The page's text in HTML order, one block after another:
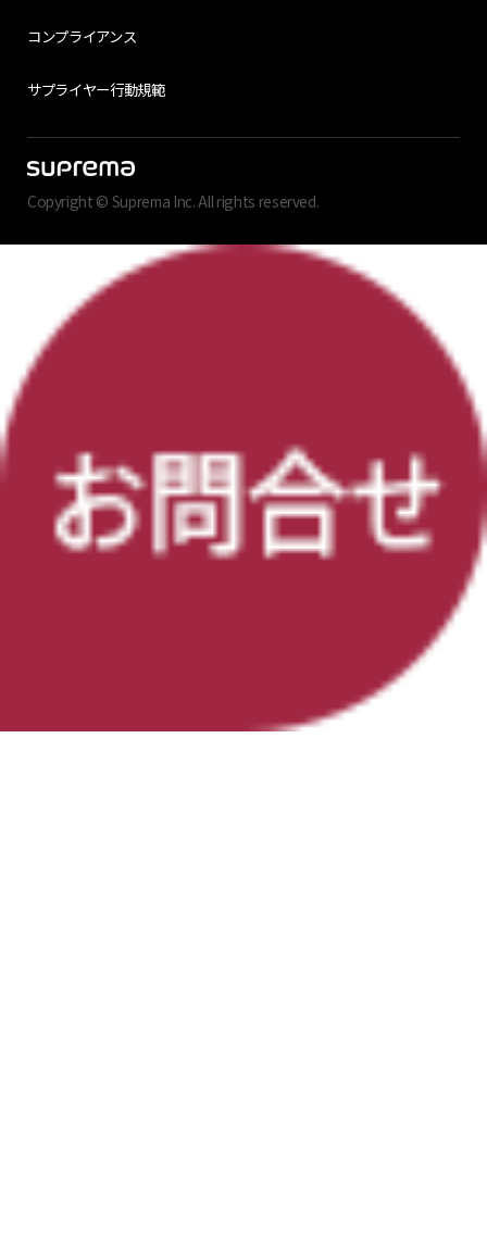
コンプライアンス
サプライヤー行動規範
Copyright © Suprema Inc. All rights reserved.